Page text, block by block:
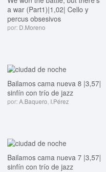
a war (Part1)|1,02| Cello y
percus obsesivos
por: D.Moreno
Bailamos cama nueva 8 |3,57|
sinfín con trío de jazz
por:A.Baquero I.Pérez
Bailamos cama nueva 7 |3,57|
sinfín con trío de jazz